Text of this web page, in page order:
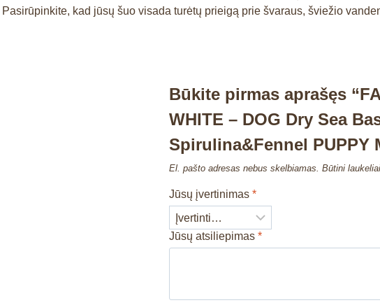
kad jūsų šuo visada turėtų prieigą prie švaraus, šviežio
Būkite pirmas aprašęs
WHITE – DOG Dry Sea
Spirulina&Fennel PUPPY
El. pašto adresas nebus skelbiamas. Būtini
Jūsų įvertinimas*
Jūsų atsiliepimas*